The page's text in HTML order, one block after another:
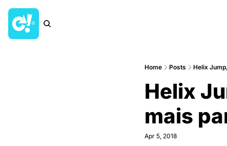
Home Posts Helix
Helix
mais
Apr 5, 2018